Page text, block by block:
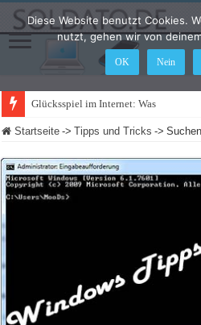
Glücksspiel im Internet: Was ändert
Startseite -> Tipps und Tricks ->
Diese Website benutzt Cookies.
nutzt, gehen wir von
OK Nein